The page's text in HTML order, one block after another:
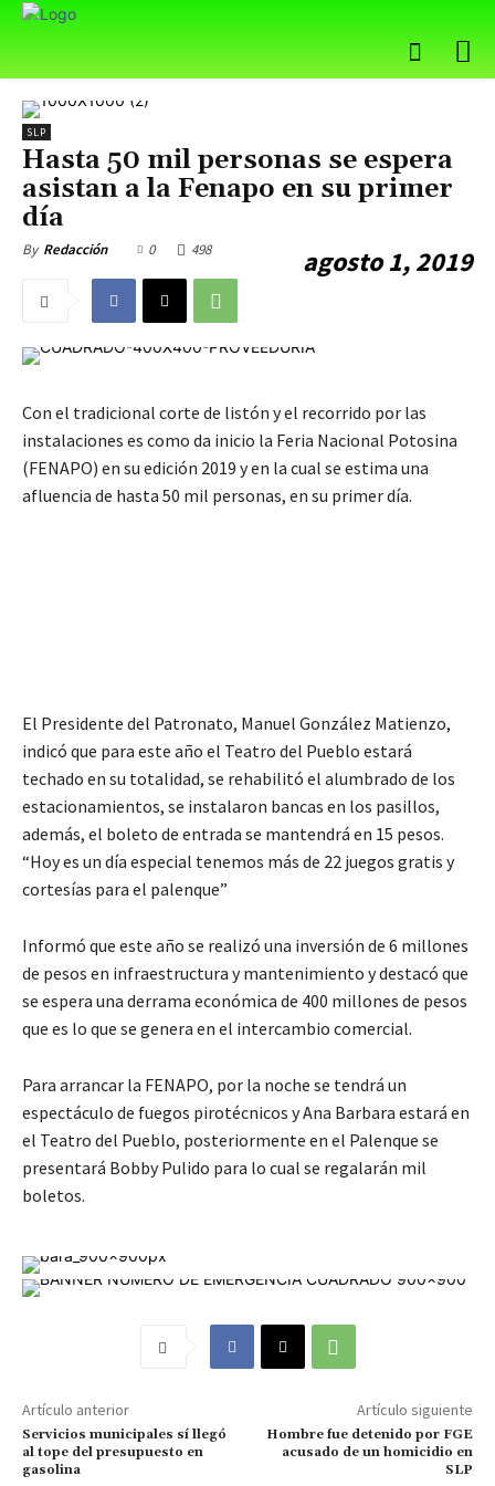
SLP
Hasta 50 mil personas se espera
asistan a la Fenapo en su primer
día
By Redacción agosto 1, 2019
0 498
Con el tradicional corte de listón y el recorrido por las
instalaciones es como da inicio la Feria Nacional Potosina
(FENAPO) en su edición 2019 y en la cual se estima una
afluencia de hasta 50 mil personas, en su primer día.
El Presidente del Patronato, Manuel González Matienzo,
indicó que para este año el Teatro del Pueblo estará
techado en su totalidad, se rehabilitó el alumbrado de los
estacionamientos, se instalaron bancas en los pasillos,
además, el boleto de entrada se mantendrá en 15 pesos.
“Hoy es un día especial tenemos más de 22 juegos gratis y
cortesías para el palenque”
Informó que este año se realizó una inversión de 6 millones
de pesos en infraestructura y mantenimiento y destacó que
se espera una derrama económica de 400 millones de pesos
que es lo que se genera en el intercambio comercial.
Para arrancar la FENAPO, por la noche se tendrá un
espectáculo de fuegos pirotécnicos y Ana Barbara estará en
el Teatro del Pueblo, posteriormente en el Palenque se
presentará Bobby Pulido para lo cual se regalarán mil
boletos.
Artículo anterior
Servicios municipales sí llegó
al tope del presupuesto en
gasolina
Artículo siguiente
Hombre fue detenido por FGE
acusado de un homicidio en
SLP